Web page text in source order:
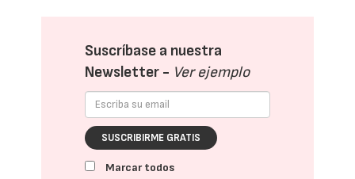
Suscríbase a nuestra
Newsletter - Ver ejemplo
SUSCRIBIRME GRATIS
Marcar todos